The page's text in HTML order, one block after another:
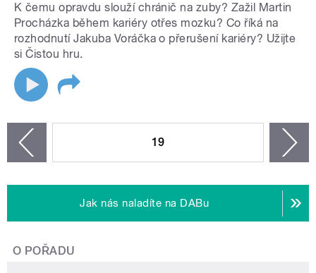
K čemu opravdu slouží chránič na zuby? Zažil Martin
Procházka během kariéry otřes mozku? Co říká na
rozhodnutí Jakuba Voráčka o přerušení kariéry? Užijte
si Čistou hru.
19
Jak nás naladíte na DABu
O POŘADU